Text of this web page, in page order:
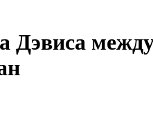
Дэвиса